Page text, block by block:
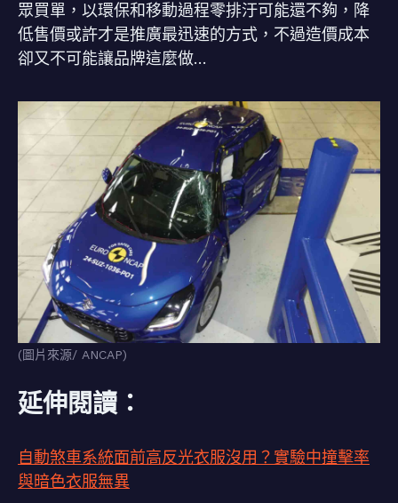
眾買單，以環保和移動過程零排汙可能還不夠，降
低售價或許才是推廣最迅速的方式，不過造價成本
卻又不可能讓品牌這麼做…
(圖片來源/ ANCAP)
延伸閱讀：
自動煞車系統面前高反光衣服沒用？實驗中撞擊率
與暗色衣服無異